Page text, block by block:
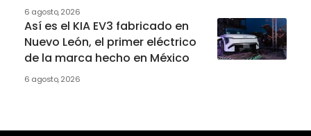
6 agosto, 2026
Así es el KIA EV3 fabricado en
Nuevo León, el primer eléctrico
de la marca hecho en México
6 agosto, 2026